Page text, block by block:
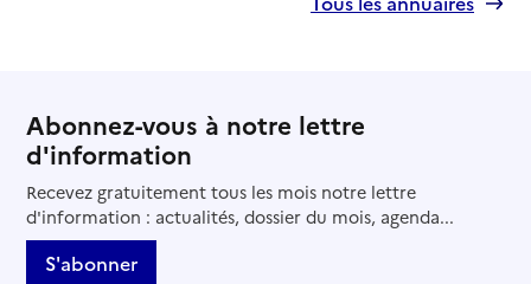
Abonnez-vous à notre lettre
d'information
Recevez gratuitement tous les mois notre lettre
d'information : actualités, dossier du mois, agenda...
S'abonner